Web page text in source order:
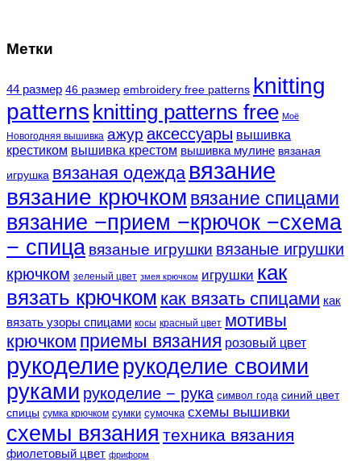
Метки
44 размер 46 размер embroidery free patterns knitting
patterns knitting patterns free Моё
Новогодняя вышивка ажур аксессуары вышивка
крестиком вышивка крестом вышивка мулине вязаная
игрушка вязаная одежда вязание
вязание крючком вязание спицами
вязание −прием −крючок −схема
− спица вязаные игрушки вязаные игрушки
крючком зеленый цвет змея крючком игрушки как
вязать крючком как вязать спицами как
вязать узоры спицами косы красный цвет мотивы
крючком приемы вязания розовый цвет
рукоделие рукоделие своими
руками рукоделие − рука символ года синий цвет
спицы сумка крючком сумки сумочка схемы вышивки
схемы вязания техника вязания
фиолетовый цвет фриформ